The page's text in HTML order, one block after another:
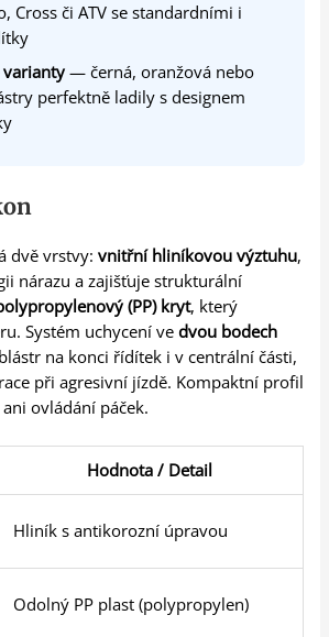
Cross či ATV se standardními i
varianty — černá, oranžová nebo
perfektně ladily s designem
dvě vrstvy:vnitřní hliníkovou výztuhu,
nárazu a zajišťuje strukturální
(PP) kryt, který
Systém uchycení vedvou bodech
na konci řídítek i v centrální části,
při agresivní jízdě. Kompaktní profil
ovládání páček.
Hodnota / Detail
Hliník s antikorozní úpravou
Odolný PP plast (polypropylen)